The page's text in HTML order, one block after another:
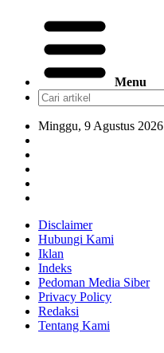
Menu
Minggu, 9 Agustus 2026
Disclaimer
Hubungi Kami
Iklan
Indeks
Pedoman Media Siber
Privacy Policy
Redaksi
Tentang Kami